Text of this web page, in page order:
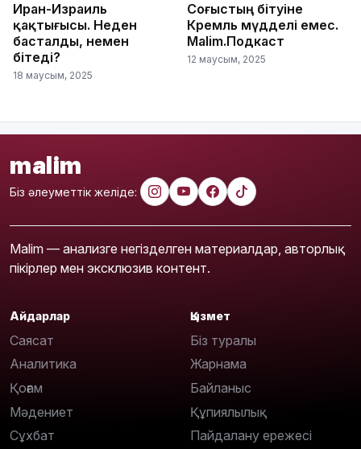
Иран-Израиль
қақтығысы. Неден
басталды, немен
бітеді?
18 маусым, 2025
Соғыстың бітуіне
Кремль мүдделі емес.
Malim.Подкаст
12 маусым, 2025
malim
Біз әлеуметтік желіде:
Malim — анализге негізделген материалдар, авторлық
пікірлер мен эксклюзив контент.
Айдарлар
Саясат
Аналитика
Қоғам
Мәдениет
Сұхбат
Қызмет
Біз туралы
Жарнама
Байланыс
Құпиялылық
Пайдалану ережесі